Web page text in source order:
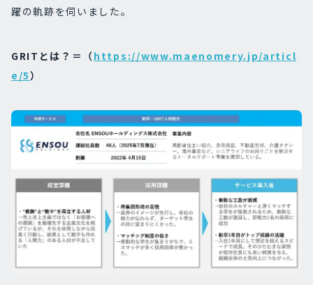
躍の軌跡を伺いました。
GRITとは？＝（https://www.maenomery.jp/articl
e/5）